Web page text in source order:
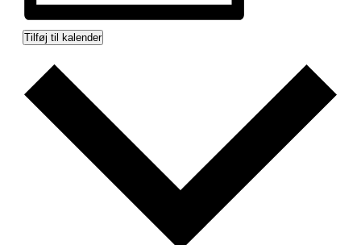
Tilføj til kalender